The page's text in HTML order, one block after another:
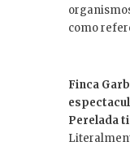
como
Finca
Perelada